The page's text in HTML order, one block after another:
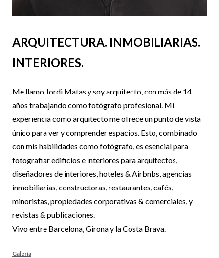
ARQUITECTURA. INMOBILIARIAS.
INTERIORES.
Me llamo Jordi Matas y soy arquitecto, con más de 14
años trabajando como fotógrafo profesional. Mi
experiencia como arquitecto me ofrece un punto de vista
único para ver y comprender espacios. Esto, combinado
con mis habilidades como fotógrafo, es esencial para
fotografiar edificios e interiores para arquitectos,
diseñadores de interiores, hoteles & Airbnbs, agencias
inmobiliarias, constructoras, restaurantes, cafés,
minoristas, propiedades corporativas & comerciales, y
revistas & publicaciones.
Vivo entre Barcelona, Girona y la Costa Brava.
Galería